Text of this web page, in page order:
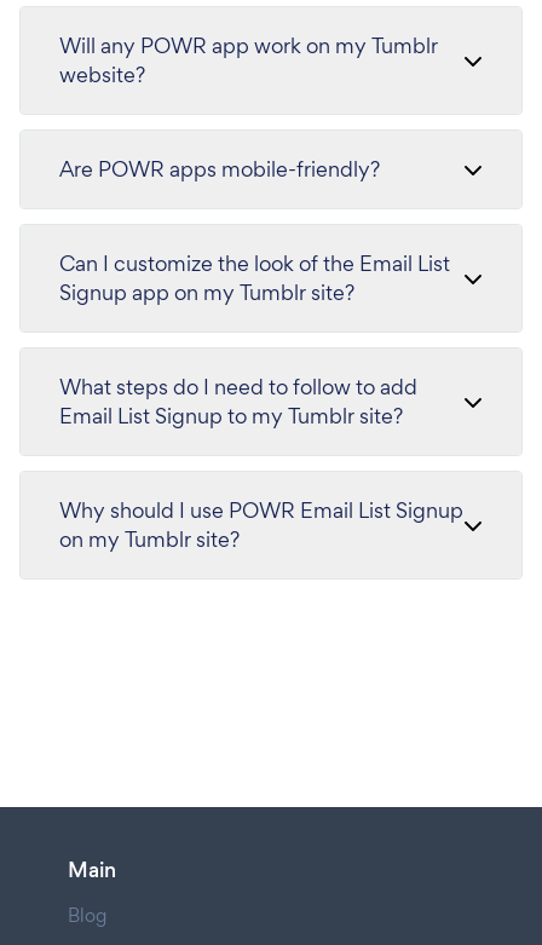
Will any POWR app work on my Tumblr
website?
Are POWR apps mobile-friendly?
Can I customize the look of the Email List
Signup app on my Tumblr site?
What steps do I need to follow to add
Email List Signup to my Tumblr site?
Why should I use POWR Email List Signup
on my Tumblr site?
Main
Blog